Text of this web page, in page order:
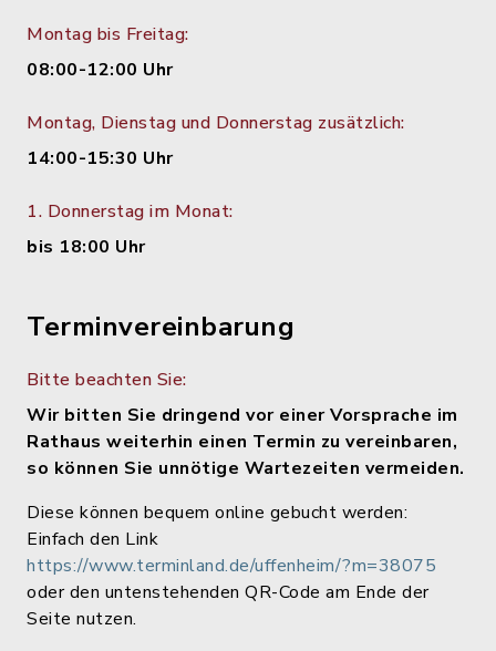
Montag bis Freitag:
08:00-12:00 Uhr
Montag, Dienstag und Donnerstag zusätzlich:
14:00-15:30 Uhr
1. Donnerstag im Monat:
bis 18:00 Uhr
Terminvereinbarung
Bitte beachten Sie:
Wir bitten Sie dringend vor einer Vorsprache im
Rathaus weiterhin einen Termin zu vereinbaren,
so können Sie unnötige Wartezeiten vermeiden.
Diese können bequem online gebucht werden:
Einfach den Link
https://www.terminland.de/uffenheim/?m=38075
oder den untenstehenden QR-Code am Ende der
Seite nutzen.